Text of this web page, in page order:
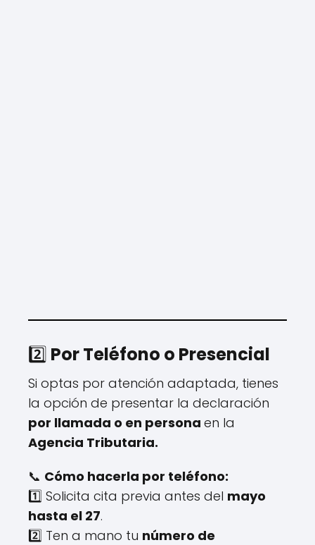
2️⃣ Por Teléfono o Presencial
Si optas por atención adaptada, tienes
la opción de presentar la declaración
por llamada o en persona en la
Agencia Tributaria.
📞 Cómo hacerla por teléfono:
1️⃣ Solicita cita previa antes del mayo
hasta el 27.
2️⃣ Ten a mano tu número de